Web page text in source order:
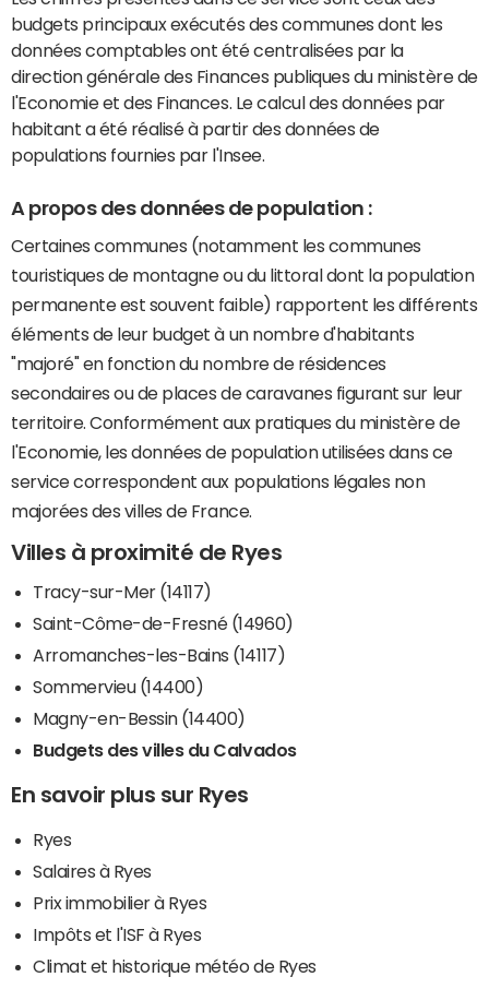
budgets principaux exécutés des communes dont les
données comptables ont été centralisées par la
direction générale des Finances publiques du ministère de
l'Economie et des Finances. Le calcul des données par
habitant a été réalisé à partir des données de
populations fournies par l'Insee.
A propos des données de population :
Certaines communes (notamment les communes
touristiques de montagne ou du littoral dont la population
permanente est souvent faible) rapportent les différents
éléments de leur budget à un nombre d'habitants
"majoré" en fonction du nombre de résidences
secondaires ou de places de caravanes figurant sur leur
territoire. Conformément aux pratiques du ministère de
l'Economie, les données de population utilisées dans ce
service correspondent aux populations légales non
majorées des villes de France.
Villes à proximité de Ryes
Tracy-sur-Mer (14117)
Saint-Côme-de-Fresné (14960)
Arromanches-les-Bains (14117)
Sommervieu (14400)
Magny-en-Bessin (14400)
Budgets des villes du Calvados
En savoir plus sur Ryes
Ryes
Salaires à Ryes
Prix immobilier à Ryes
Impôts et l'ISF à Ryes
Climat et historique météo de Ryes